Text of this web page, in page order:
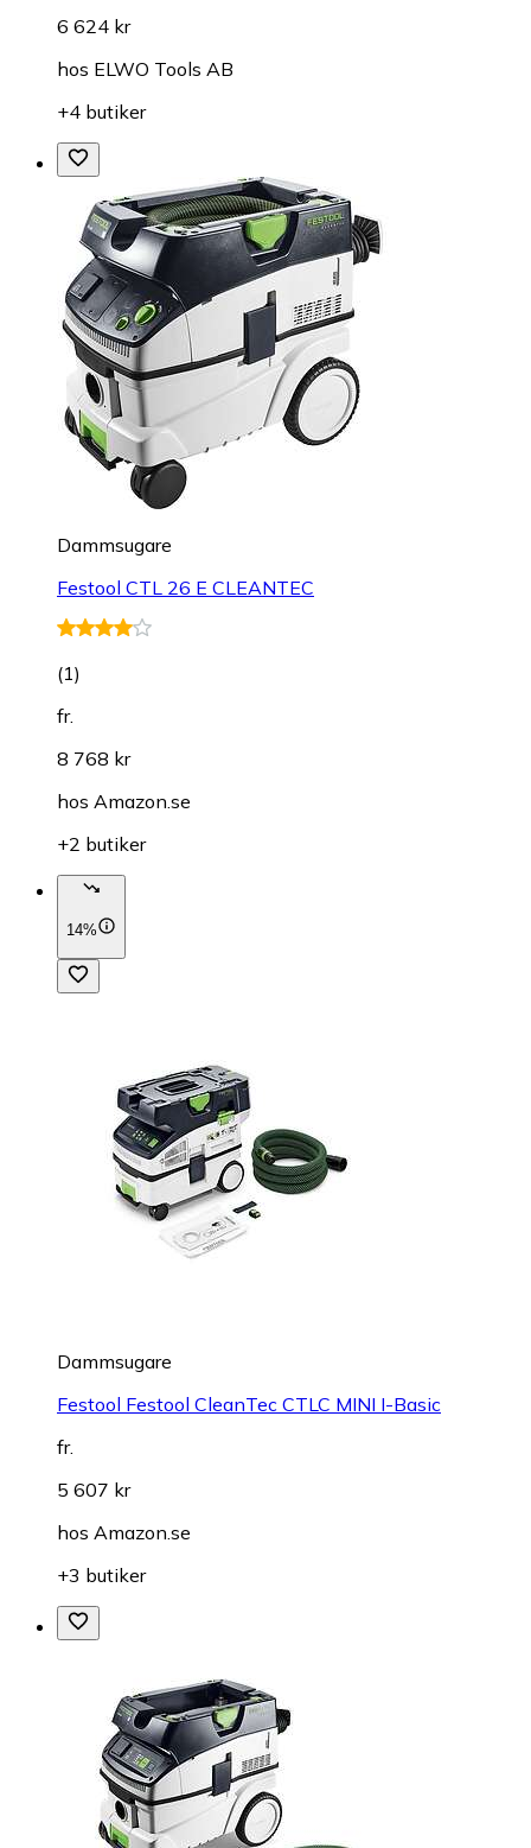
6 624 kr
hos ELWO Tools AB
+4 butiker
Dammsugare
Festool CTL 26 E CLEANTEC
(1)
fr.
8 768 kr
hos Amazon.se
+2 butiker
14%
Dammsugare
Festool Festool CleanTec CTLC MINI I-Basic
fr.
5 607 kr
hos Amazon.se
+3 butiker